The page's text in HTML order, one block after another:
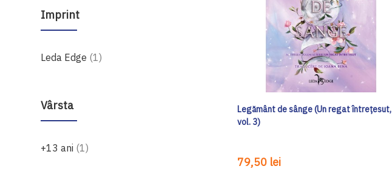
Imprint
Leda Edge 1produs
Vârsta
+13 ani 1produs
Legământ de sânge (Un regat întrețesut,
vol. 3)
79,50 lei